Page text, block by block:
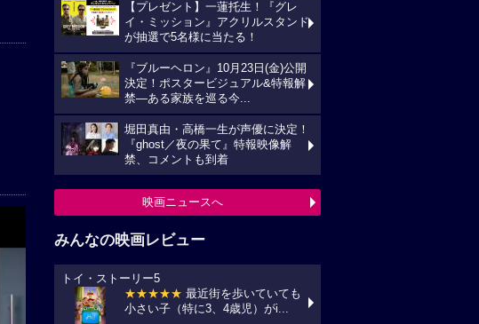
【プレゼント】一蓮托生！『グレ
イ・ミッション』アクリルスタンド
が抽選で5名様に当たる！
『ブルーヘロン』10月23日(金)公開
決定！ポスタービジュアル&特報解
禁―ある家族を巡る今...
堀田真由・高橋一生が声優に決定！
『ghost／夜の果て』特報映像解
禁、コメントも到着
映画ニュースへ
みんなの映画レビュー
トイ・ストーリー5
★★★★★ 最近街を歩いていても
小さい子（特に3、4歳児）がi...